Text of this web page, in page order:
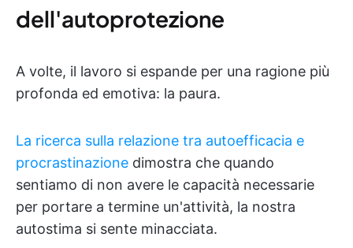
dell'autoprotezione
A volte, il lavoro si espande per una ragione più
profonda ed emotiva: la paura.
La ricerca sulla relazione tra autoefficacia e
procrastinazione dimostra che quando
sentiamo di non avere le capacità necessarie
per portare a termine un'attività, la nostra
autostima si sente minacciata.